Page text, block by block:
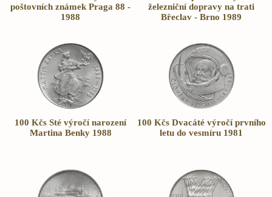
poštovních známek Praga 88 -
1988
železniční dopravy na trati
Břeclav - Brno 1989
100 Kčs Sté výročí narození
Martina Benky 1988
100 Kčs Dvacáté výročí prvního
letu do vesmíru 1981